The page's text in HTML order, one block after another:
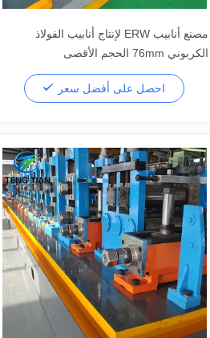
مصنع أنابيب ERW لإنتاج أنابيب الفولاذ
الكربوني 76mm الحجم الأقصى
احصل على أفضل سعر